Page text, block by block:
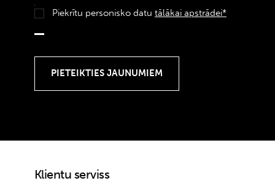
Piekrītu personisko datu tālākai apstrādei*
Klientu serviss